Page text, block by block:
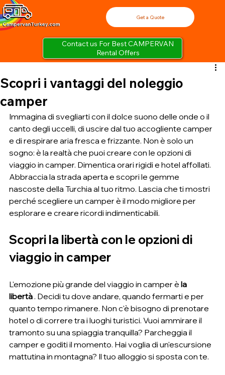
Contact us For Best CAMPERVAN
Rental Offers
Get a Quote
Scopri i vantaggi del noleggio
camper
Immagina di svegliarti con il dolce suono delle onde o il
canto degli uccelli, di uscire dal tuo accogliente camper
e di respirare aria fresca e frizzante. Non è solo un
sogno: è la realtà che puoi creare con le opzioni di
viaggio in camper. Dimentica orari rigidi e hotel affollati.
Abbraccia la strada aperta e scopri le gemme
nascoste della Turchia al tuo ritmo. Lascia che ti mostri
perché scegliere un camper è il modo migliore per
esplorare e creare ricordi indimenticabili.
Scopri la libertà con le opzioni di
viaggio in camper
L'emozione più grande del viaggio in camper è la
libertà . Decidi tu dove andare, quando fermarti e per
quanto tempo rimanere. Non c'è bisogno di prenotare
hotel o di correre tra i luoghi turistici. Vuoi ammirare il
tramonto su una spiaggia tranquilla? Parcheggia il
camper e goditi il ​​momento. Hai voglia di un'escursione
mattutina in montagna? Il tuo alloggio si sposta con te.